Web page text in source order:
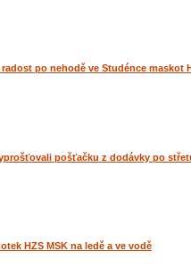
po nehodě ve Studénce maskot
pošťačku z dodávky po
HZS MSK na ledě a ve vodě